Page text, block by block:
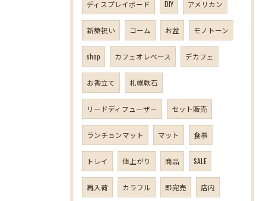
ディスプレイボード DIY アメリカン
新築祝い コーム お盆 モノトーン
shop カフェオレベース デカフェ
お香立て 札幌軟石
リードディフューザー セット販売
ランチョンマット マット 食事
トレイ 値上がり 商品 SALE
再入荷 カラフル 即完売 店内